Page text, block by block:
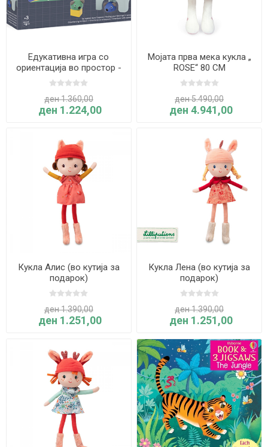
Едукативна игра со
ориентација во простор -
МАЧКА и ГЛУВЧЕ - Janod
ден 1.360,00
ден 1.224,00
Мојата прва мека кукла „
ROSE“ 80 CM
ден 5.490,00
ден 4.941,00
Кукла Алис (во кутија за
подарок)
ден 1.390,00
ден 1.251,00
Кукла Лена (во кутија за
подарок)
ден 1.390,00
ден 1.251,00